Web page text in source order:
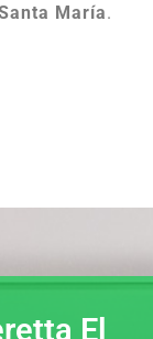
María.
El